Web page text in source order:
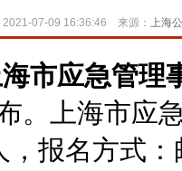
2021-07-09 16:36:46 来源： 上海
应急管理事
。
上海市应
，报名方式